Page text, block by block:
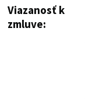
Viazanosť k
zmluve: